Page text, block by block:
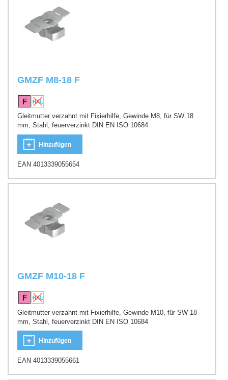
GMZF M8-18 F
Gleitmutter verzahnt mit Fixierhilfe, Gewinde M8, für SW 18
mm, Stahl, feuerverzinkt DIN EN ISO 10684
Hinzufügen
EAN 4013339055654
GMZF M10-18 F
Gleitmutter verzahnt mit Fixierhilfe, Gewinde M10, für SW 18
mm, Stahl, feuerverzinkt DIN EN ISO 10684
Hinzufügen
EAN 4013339055661